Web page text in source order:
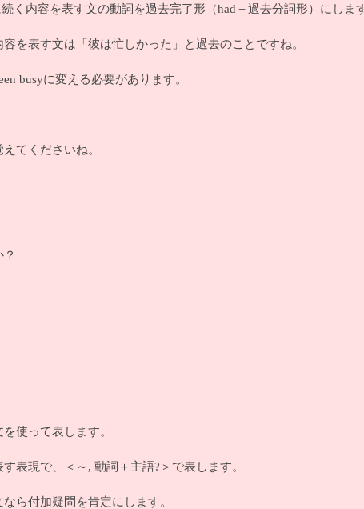
く内容を表す文の動詞を過去完了形（had＋過去分詞形）にします
を表す文は「彼は忙しかった」と過去のことですね。
busyに変える必要があります。
てくださいね。
？
使って表します。
表現で、＜～, 動詞＋主語?＞で表します。
ら付加疑問を肯定にします。